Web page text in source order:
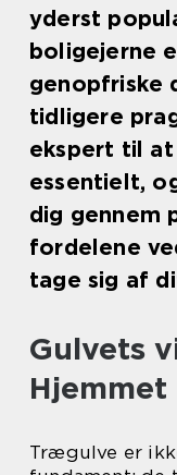
yderst
boligejerne
genopfriske
tidligere
ekspert til
essentielt,
dig gennem
fordelene
tage sig af
Gulvets
Hjemmet
Trægulve er